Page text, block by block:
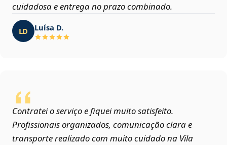
cuidadosa e entrega no prazo combinado.
LD Luísa D.
Contratei o serviço e fiquei muito satisfeito.
Profissionais organizados, comunicação clara e
transporte realizado com muito cuidado na Vila